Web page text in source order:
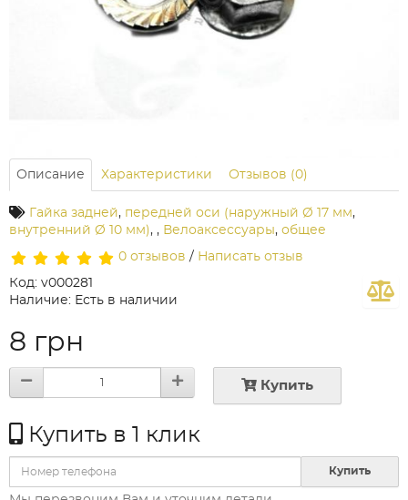
Описание Характеристики Отзывов (0)
Гайка задней, передней оси (наружный Ø 17 мм,
внутренний Ø 10 мм), , Велоаксессуары, общее
0 отзывов / Написать отзыв
Код: v000281
Наличие: Есть в наличии
8 грн
Купить
Купить в 1 клик
Купить